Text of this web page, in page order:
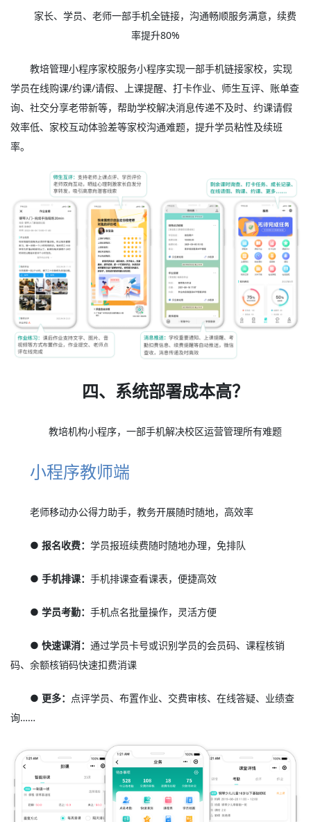
家长、学员、老师一部手机全链接，沟通畅顺服务满意，续费
率提升80%
教培管理小程序家校服务小程序实现一部手机链接家校，实现
学员在线购课/约课/请假、上课提醒、打卡作业、师生互评、账单查
询、社交分享老带新等，帮助学校解决消息传递不及时、约课请假
效率低、家校互动体验差等家校沟通难题，提升学员粘性及续班
率。
四、系统部署成本高？
教培机构小程序，一部手机解决校区运营管理所有难题
小程序教师端
老师移动办公得力助手，教务开展随时随地，高效率
● 报名收费：学员报班续费随时随地办理，免排队
● 手机排课：手机排课查看课表，便捷高效
● 学员考勤：手机点名批量操作，灵活方便
● 快速课消：通过学员卡号或识别学员的会员码、课程核销
码、余额核销码快速扣费消课
● 更多： 点评学员、布置作业、交费审核、在线答疑、业绩查
询……